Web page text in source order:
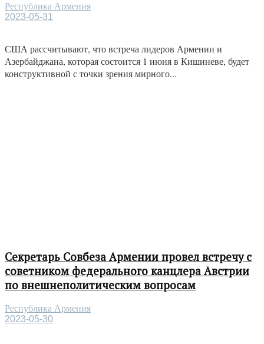
Республика Армения
2023-05-31
США рассчитывают, что встреча лидеров Армении и
Азербайджана, которая состоится 1 июня в Кишиневе, будет
конструктивной с точки зрения мирного...
Секретарь Совбеза Армении провел встречу с
советником федерального канцлера Австрии
по внешнеполитическим вопросам
Республика Армения
2023-05-30